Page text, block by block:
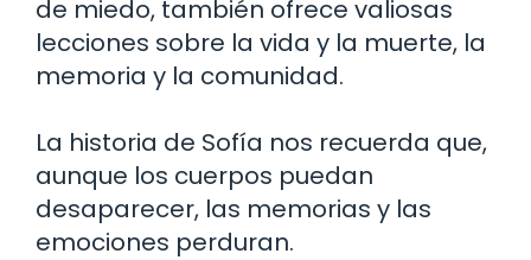
de miedo, también ofrece valiosas
lecciones sobre la vida y la muerte, la
memoria y la comunidad.
La historia de Sofía nos recuerda que,
aunque los cuerpos puedan
desaparecer, las memorias y las
emociones perduran.